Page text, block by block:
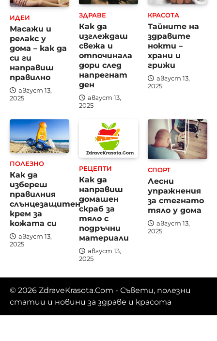
ИДЕИ
Масажи и
релакс у
дома – как да
си ги
направиш
правилно
август 13,
2025
ЗДРАВЕ
Как да
изглеждаш
свежа и
отпочинала
дори след
напрегнат
ден
август 13,
2025
КРАСОТА
Тайните на
здравите
нокти –
храни и
грижи
август 13,
2025
ПОЛЕЗНО
Как да
избереш
правилния
слънцезащитен
крем за
кожата си
август 13,
2025
РЕЦЕПТИ
Как да
направиш
домашен
скраб за
тяло с
подръчни
материали
август 13,
2025
СПОРТ
Лесни
упражнения
за стегнато
тяло у дома
август 13,
2025
© 2026 ZdraveKrasota.Com - Съвети, полезни
статии и новини за здраве и красота